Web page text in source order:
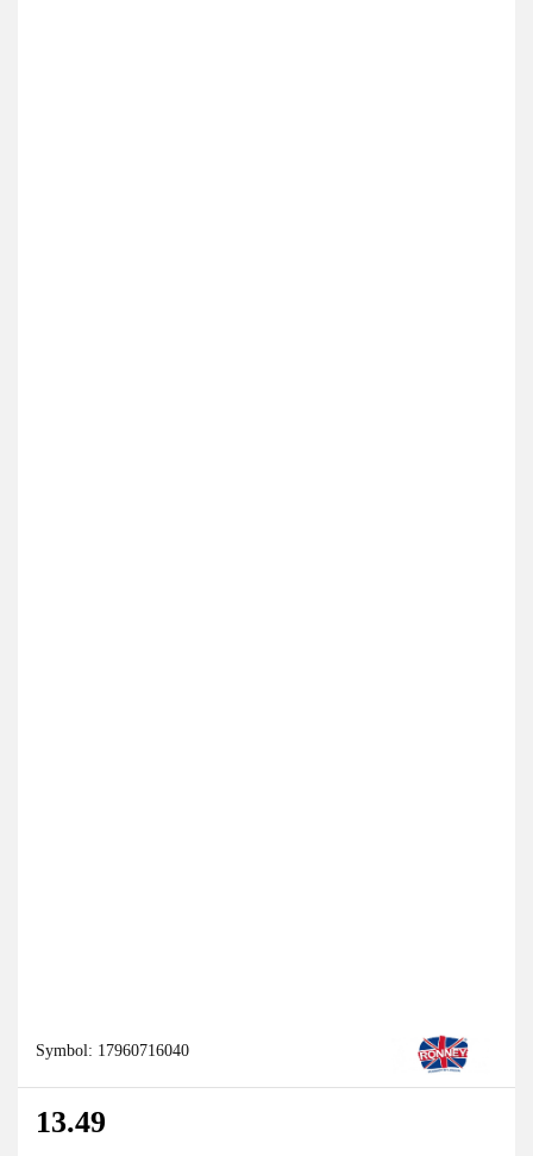
Symbol: 17960716040
13.49